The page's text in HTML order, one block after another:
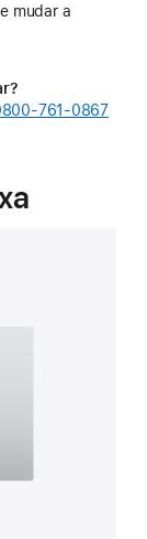
mudar a
761-0867